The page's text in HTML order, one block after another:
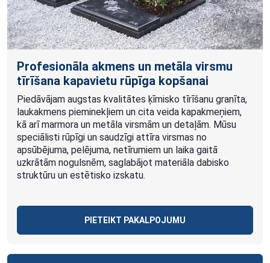
Profesionāla akmens un metāla virsmu
tīrīšana kapavietu rūpīga kopšanai
Piedāvājam augstas kvalitātes ķīmisko tīrīšanu granīta,
laukakmens pieminekļiem un cita veida kapakmeņiem,
kā arī marmora un metāla virsmām un detaļām. Mūsu
speciālisti rūpīgi un saudzīgi attīra virsmas no
apsūbējuma, pelējuma, netīrumiem un laika gaitā
uzkrātām nogulsnēm, saglabājot materiāla dabisko
struktūru un estētisko izskatu.
PIETEIKT PAKALPOJUMU